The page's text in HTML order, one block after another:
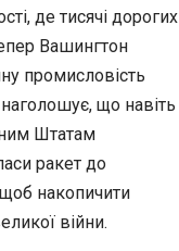
де тисячі дорогих
Вашингтон
промисловість
що навіть
Штатам
ракет до
накопичити
війни.